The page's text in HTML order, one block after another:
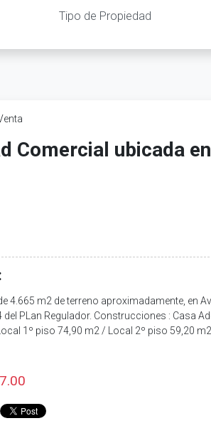
Comercial ubicada
4.665 m2 de terreno aproximadamente, en
del PLan Regulador. Construcciones : Casa
1º piso 74,90 m2 / Local 2º piso 59,20 m2